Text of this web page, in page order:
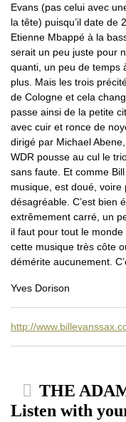
Evans (pas celui avec
la tête) puisqu’il date de
Etienne Mbappé à la
serait un peu juste pour
quanti, un peu de temps
plus. Mais les trois
de Cologne et cela
passe ainsi de la petite
avec cuir et ronce de
dirigé par Michael
WDR pousse au cul le
sans faute. Et comme
musique, est doué, voire
désagréable. C’est bien
extrêmement carré, un
il faut pour tout le
cette musique très côte
démérite aucunement.
Yves Dorison
http://
THE
Listen with